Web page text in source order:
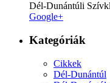
Dél-Dunántúli
Google+
Kategóriák
Cikkek
Dél-Dunántúl